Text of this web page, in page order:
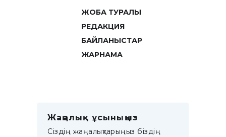
ЖОБА ТУРАЛЫ
РЕДАКЦИЯ
БАЙЛАНЫСТАР
ЖАРНАМА
Жаңалық ұсыныңыз
Сіздің жаңалықтарыңыз біздің